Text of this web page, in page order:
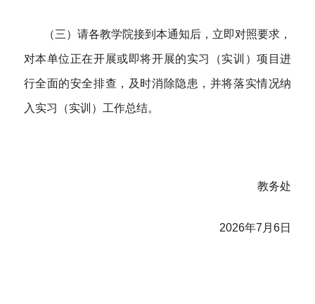
（三）请各教学院接到本通知后，立即对照要求，
对本单位正在开展或即将开展的实习（实训）项目进
行全面的安全排查，及时消除隐患，并将落实情况纳
入实习（实训）工作总结。
教务处
2026年7 月6日